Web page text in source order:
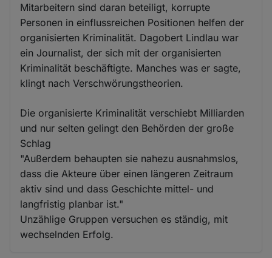
Mitarbeitern sind daran beteiligt, korrupte
Personen in einflussreichen Positionen helfen der
organisierten Kriminalität. Dagobert Lindlau war
ein Journalist, der sich mit der organisierten
Kriminalität beschäftigte. Manches was er sagte,
klingt nach Verschwörungstheorien.
Die organisierte Kriminalität verschiebt Milliarden
und nur selten gelingt den Behörden der große
Schlag
"Außerdem behaupten sie nahezu ausnahmslos,
dass die Akteure über einen längeren Zeitraum
aktiv sind und dass Geschichte mittel- und
langfristig planbar ist."
Unzählige Gruppen versuchen es ständig, mit
wechselnden Erfolg.